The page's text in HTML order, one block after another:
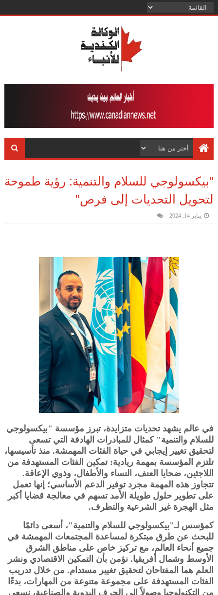
"بيكسولوجي للسلام والتنمية: رؤية طموحة
لتحويل التحديات إلى فرص"
يناير 14, 2024
في عالم يشهد تحديات متزايدة، تبرز مؤسسة "بيكسولوجي
للسلام والتنمية" كمثال للمبادرات الهادفة التي تسعى
لتحقيق تغيير إيجابي في حياة الفئات المهمشة. منذ تأسيسها،
تلتزم المؤسسة بمهمة ريادية: تمكين الفئات المستهدفة من
اللاجئين، ضحايا العنف، النساء والأطفال، وذوي الإعاقة.
تتجاوز هذه المهمة مجرد توفير الدعم الأساسي؛ إنها تعمل
على تطوير حلول طويلة الأمد تسهم في معالجة قضايا أكبر
مثل الهجرة غير الشرعية والتطرف.
كمؤسس لـ"بيكسولوجي للسلام والتنمية"، أسعى دائمًا
للبحث عن طرق مبتكرة لمساعدة المجتمعات المهمشة في
جميع أنحاء العالم، مع تركيز خاص على مناطق الشرق
الأوسط وشمال أفريقيا. نؤمن بأن التمكين الاقتصادي ونشر
العلم هما المفتاحان لتحقيق تغيير مستدام. من خلال تدريب
الفئات المستهدفة على مجموعة متنوعة من المهارات، بدءًا
من التكنولوجيا وصولاً إلى الحرف اليدوية والصناعية، نسعى